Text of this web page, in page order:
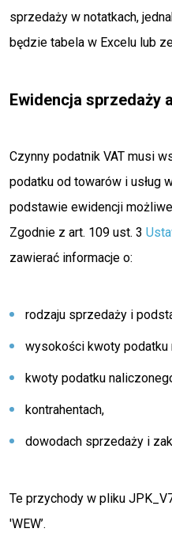
sprzedaży w notatkach,
będzie tabela w Excelu lub
Ewidencja sprzedaży
Czynny podatnik VAT musi
podatku od towarów i usług
podstawie ewidencji
Zgodnie z art. 109 ust. 3
zawierać informacje o:
rodzaju sprzedaży i
wysokości kwoty podatku
kwoty podatku
kontrahentach,
dowodach sprzedaży i
Te przychody w pliku
'WEW’.